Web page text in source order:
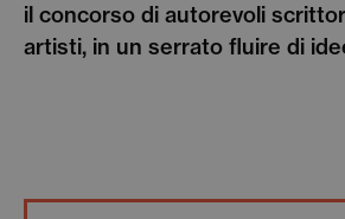
il concorso di autorevoli
artisti, in un serrato fluire di